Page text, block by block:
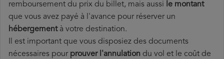
remboursement du prix du billet, mais aussi le montant
que vous avez payé à l'avance pour réserver un
hébergementà votre destination.
Il est important que vous disposiez des documents
nécessaires pour prouver l'annulation du vol et le coût de